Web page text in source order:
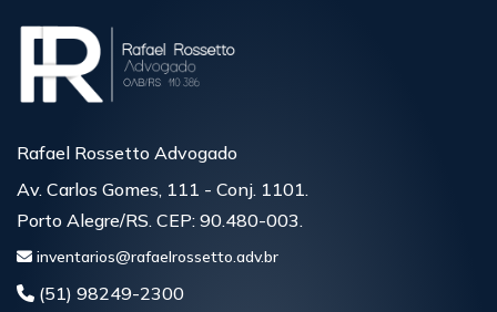
Rafael Rossetto Advogado
Av. Carlos Gomes, 111 - Conj. 1101.
Porto Alegre/RS. CEP: 90.480-003.
inventarios@rafaelrossetto.adv.br
(51) 98249-2300